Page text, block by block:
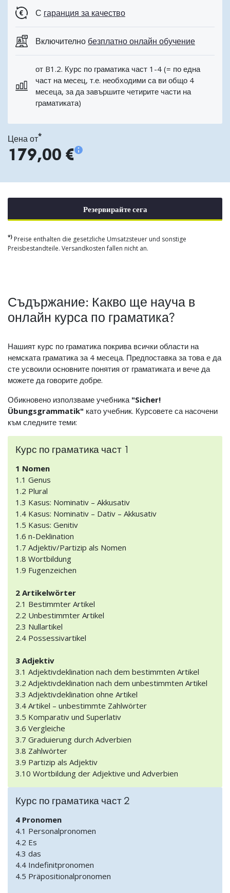
С гаранция за качество
Включително безплатно онлайн обучение
от B1.2. Курс по граматика част 1-4 (= по една
част на месец, т.е. необходими са ви общо 4
месеца, за да завършите четирите части на
граматиката)
Цена от*
179,00 €
Резервирайте сега
*) Preise enthalten die gesetzliche Umsatzsteuer und sonstige
Preisbestandteile. Versandkosten fallen nicht an.
Съдържание: Какво ще науча в
онлайн курса по граматика?
Нашият курс по граматика покрива всички области на
немската граматика за 4 месеца. Предпоставка за това е да
сте усвоили основните понятия от граматиката и вече да
можете да говорите добре.
Обикновено използваме учебника "Sicher!
Übungsgrammatik" като учебник. Курсовете са насочени
към следните теми:
Курс по граматика част 1
1 Nomen
1.1 Genus
1.2 Plural
1.3 Kasus: Nominativ – Akkusativ
1.4 Kasus: Nominativ – Dativ – Akkusativ
1.5 Kasus: Genitiv
1.6 n-Deklination
1.7 Adjektiv/Partizip als Nomen
1.8 Wortbildung
1.9 Fugenzeichen
2 Artikelwörter
2.1 Bestimmter Artikel
2.2 Unbestimmter Artikel
2.3 Nullartikel
2.4 Possessivartikel
3 Adjektiv
3.1 Adjektivdeklination nach dem bestimmten Artikel
3.2 Adjektivdeklination nach dem unbestimmten Artikel
3.3 Adjektivdeklination ohne Artikel
3.4 Artikel – unbestimmte Zahlwörter
3.5 Komparativ und Superlativ
3.6 Vergleiche
3.7 Graduierung durch Adverbien
3.8 Zahlwörter
3.9 Partizip als Adjektiv
3.10 Wortbildung der Adjektive und Adverbien
Курс по граматика част 2
4 Pronomen
4.1 Personalpronomen
4.2 Es
4.3 das
4.4 Indefinitpronomen
4.5 Präpositionalpronomen